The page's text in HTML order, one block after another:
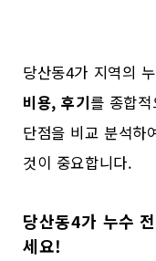
당산동4가 지역의
비용, 후기를 종합
단점을 비교 분석하
것이 중요합니다.
당산동4가 누수
세요!